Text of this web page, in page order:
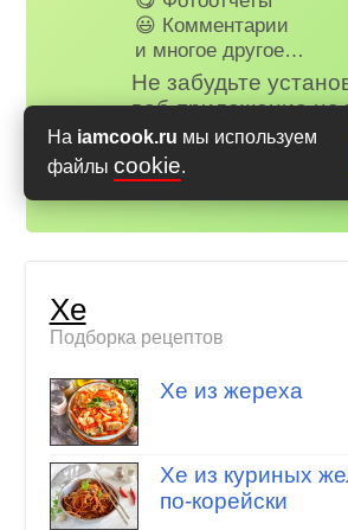
На iamcook.ru мы используем
файлы cookie.
😃 Комментарии
и многое другое…
Не забудьте
веб-приложение на
рецепты и сервисы
всегда под рукой!
Айфон (iOS)
Хе
Подборка рецептов
Хе из жереха
Хе из куриных
по-корейски